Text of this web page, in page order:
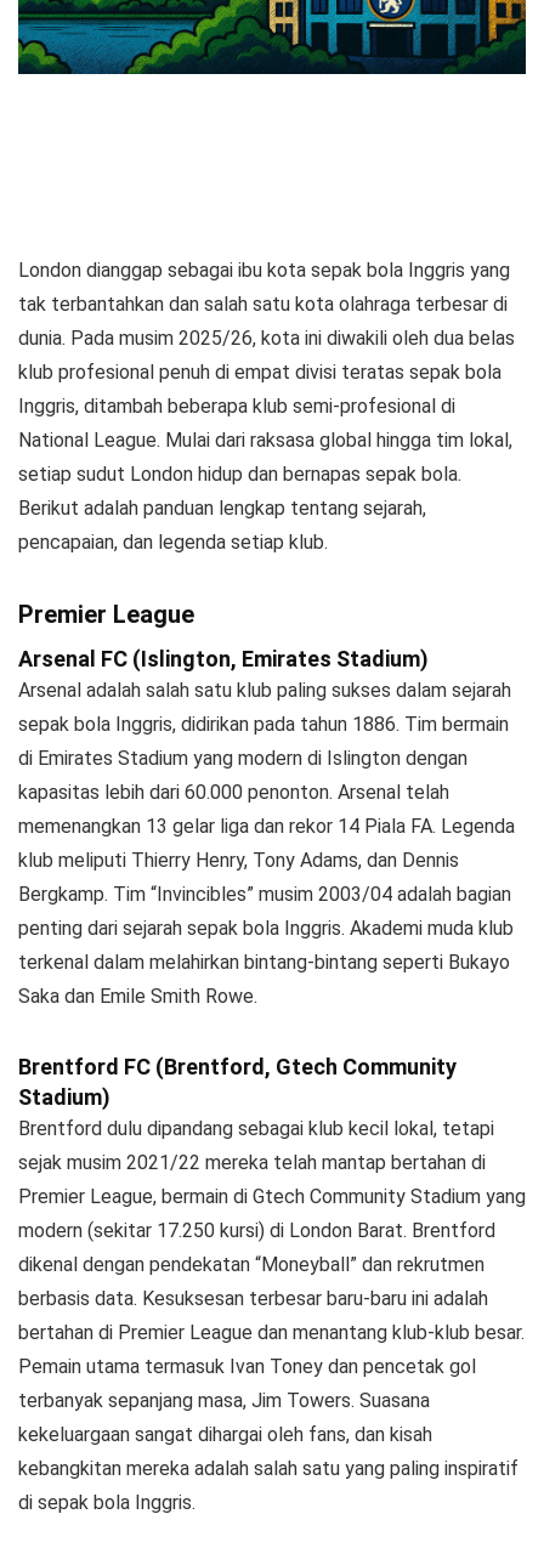
London dianggap sebagai ibu kota sepak bola Inggris yang
tak terbantahkan dan salah satu kota olahraga terbesar di
dunia. Pada musim 2025/26, kota ini diwakili oleh dua belas
klub profesional penuh di empat divisi teratas sepak bola
Inggris, ditambah beberapa klub semi-profesional di
National League. Mulai dari raksasa global hingga tim lokal,
setiap sudut London hidup dan bernapas sepak bola.
Berikut adalah panduan lengkap tentang sejarah,
pencapaian, dan legenda setiap klub.
Premier League
Arsenal FC (Islington, Emirates Stadium)
Arsenal adalah salah satu klub paling sukses dalam sejarah
sepak bola Inggris, didirikan pada tahun 1886. Tim bermain
di Emirates Stadium yang modern di Islington dengan
kapasitas lebih dari 60.000 penonton. Arsenal telah
memenangkan 13 gelar liga dan rekor 14 Piala FA. Legenda
klub meliputi Thierry Henry, Tony Adams, dan Dennis
Bergkamp. Tim “Invincibles” musim 2003/04 adalah bagian
penting dari sejarah sepak bola Inggris. Akademi muda klub
terkenal dalam melahirkan bintang-bintang seperti Bukayo
Saka dan Emile Smith Rowe.
Brentford FC (Brentford, Gtech Community
Stadium)
Brentford dulu dipandang sebagai klub kecil lokal, tetapi
sejak musim 2021/22 mereka telah mantap bertahan di
Premier League, bermain di Gtech Community Stadium yang
modern (sekitar 17.250 kursi) di London Barat. Brentford
dikenal dengan pendekatan “Moneyball” dan rekrutmen
berbasis data. Kesuksesan terbesar baru-baru ini adalah
bertahan di Premier League dan menantang klub-klub besar.
Pemain utama termasuk Ivan Toney dan pencetak gol
terbanyak sepanjang masa, Jim Towers. Suasana
kekeluargaan sangat dihargai oleh fans, dan kisah
kebangkitan mereka adalah salah satu yang paling inspiratif
di sepak bola Inggris.